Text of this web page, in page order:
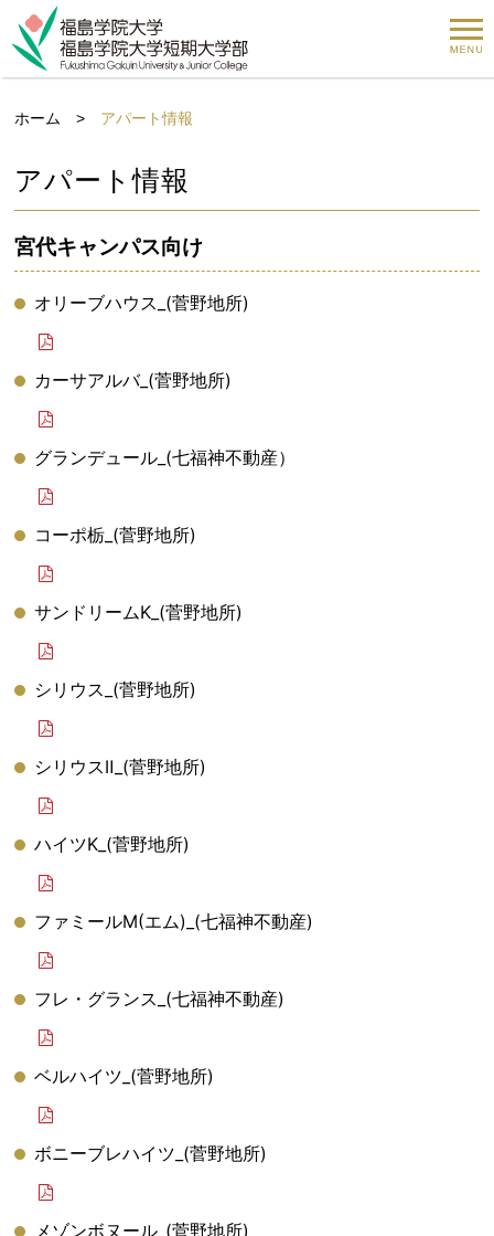
ホーム > アパート情報
アパート情報
宮代キャンパス向け
オリーブハウス_(菅野地所)
カーサアルバ_(菅野地所)
グランデュール_(七福神不動産）
コーポ栃_(菅野地所)
サンドリームK_(菅野地所)
シリウス_(菅野地所)
シリウスⅡ_(菅野地所)
ハイツK_(菅野地所)
ファミールM(エム)_(七福神不動産)
フレ・グランス_(七福神不動産)
ベルハイツ_(菅野地所)
ボニーブレハイツ_(菅野地所)
メゾンボヌール_(菅野地所)